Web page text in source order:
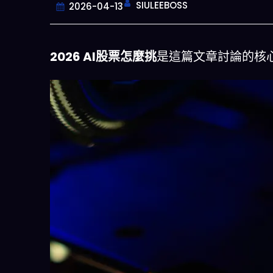
2026-04-13 SIULEEBOSS
2026 AI股票怎麼挑是這篇文章討論的核